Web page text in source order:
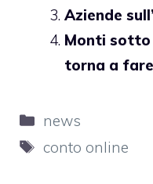
Aziende
Monti sotto
torna a
Categorie
news
Tag
conto online